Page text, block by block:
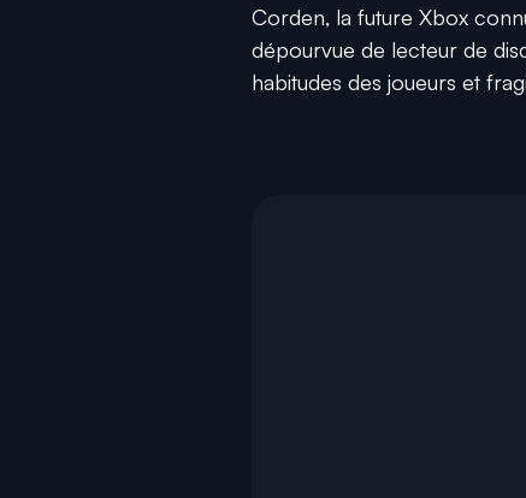
Corden, la future Xbox
dépourvue de lecteur de
habitudes des joueurs et